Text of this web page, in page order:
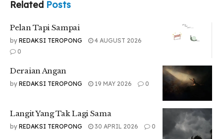
Agar kita tertawa
Agar kita bahagia
Agar kita sama-sama merasa tak sendirian
Mari kita lukis impian
Sepakat, ya kita kan berpisah tuk sementara
Tr : MN
Related Posts
Pelan Tapi Sampai
by REDAKSI TEROPONG
4 AUGUST 2026
0
Deraian Angan
by REDAKSI TEROPONG 19 MAY 2026 0
Langit Yang Tak Lagi Sama
by REDAKSI TEROPONG 30 APRIL 2026 0